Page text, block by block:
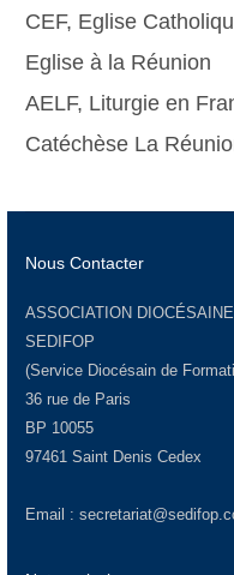
CEF, Eglise
Eglise à la Réunion
AELF, Liturgie en
Catéchèse La
Nous Contacter
ASSOCIATION DIOCÉSAINE
SEDIFOP
(Service Diocésain de
36 rue de Paris
BP 10055
97461 Saint Denis Cedex
Email :